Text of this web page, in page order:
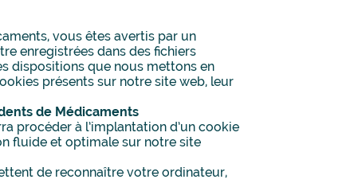
vous êtes avertis par un
enregistrées dans des fichiers
dispositions que nous mettons en
présents sur notre site web, leur
de Médicaments
procéder à l’implantation d’un cookie
fluide et optimale sur notre site
de reconnaître votre ordinateur,